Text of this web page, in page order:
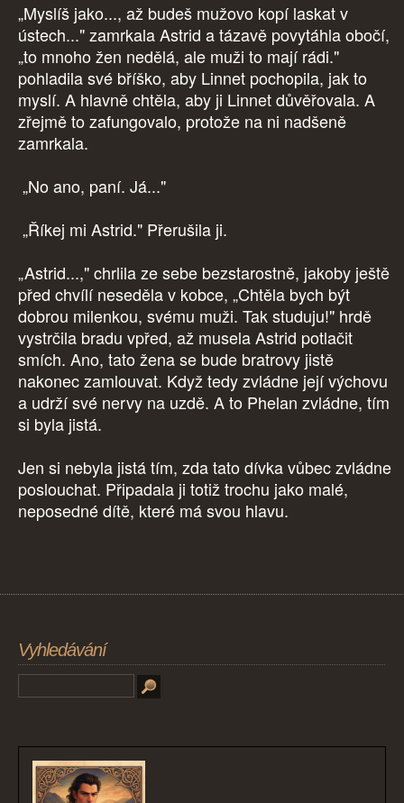
„Myslíš jako..., až budeš mužovo kopí laskat v
ústech..." zamrkala Astrid a tázavě povytáhla obočí,
„to mnoho žen nedělá, ale muži to mají rádi."
pohladila své bříško, aby Linnet pochopila, jak to
myslí. A hlavně chtěla, aby ji Linnet důvěřovala. A
zřejmě to zafungovalo, protože na ni nadšeně
zamrkala.
„No ano, paní. Já..."
„Říkej mi Astrid." Přerušila ji.
„Astrid...," chrlila ze sebe bezstarostně, jakoby ještě
před chvílí neseděla v kobce, „Chtěla bych být
dobrou milenkou, svému muži. Tak studuju!" hrdě
vystrčila bradu vpřed, až musela Astrid potlačit
smích. Ano, tato žena se bude bratrovy jistě
nakonec zamlouvat. Když tedy zvládne její výchovu
a udrží své nervy na uzdě. A to Phelan zvládne, tím
si byla jistá.
Jen si nebyla jistá tím, zda tato dívka vůbec zvládne
poslouchat. Připadala ji totiž trochu jako malé,
neposedné dítě, které má svou hlavu.
Vyhledávání